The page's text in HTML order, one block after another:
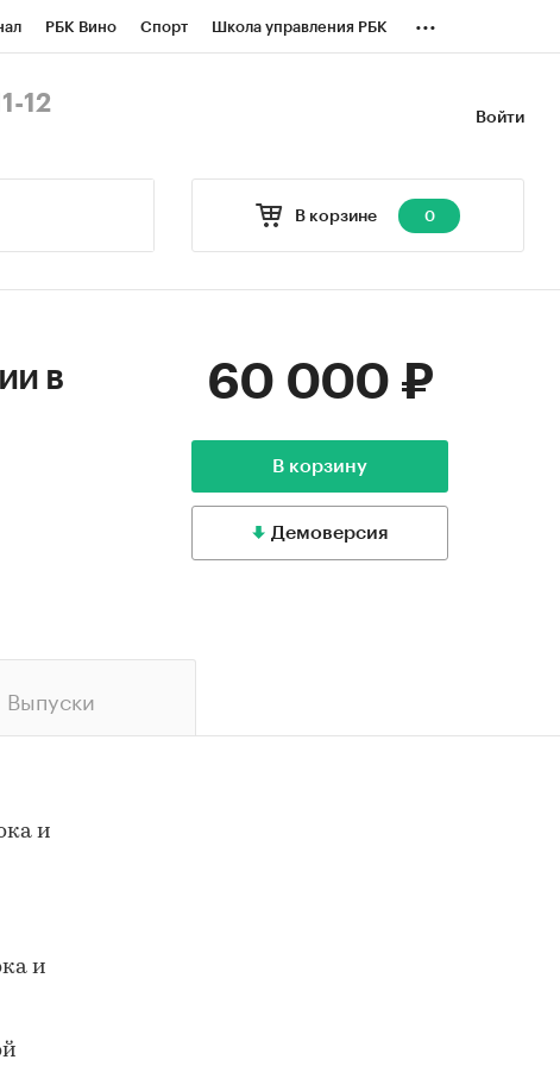
РБК Вино Спорт Школа управления РБК ...
Войти
12
В корзине 0
в
60 000 ₽
В корзину
Демоверсия
Выпуски
и
и